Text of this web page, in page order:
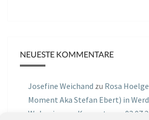
NEUESTE KOMMENTARE
Josefine Weichand zu Rosa
Moment Aka Stefan Ebert) in
Wohnzimmer Konzerte am